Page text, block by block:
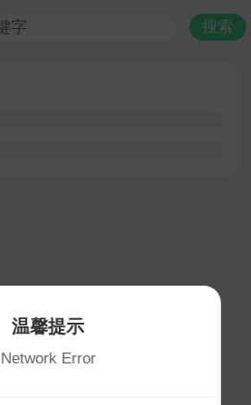
搜索
温馨提示
Network Error